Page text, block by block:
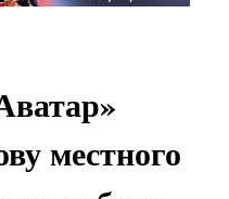
местного